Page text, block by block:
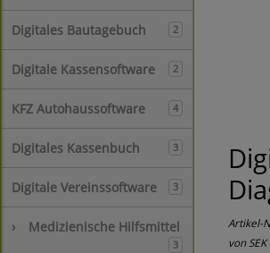
Digitales Bautagebuch 2
Digitale Kassensoftware 2
KFZ Autohaussoftware 4
Digitales Kassenbuch 3
Digitale Vereinssoftware 3
› Medizienische Hilfsmittel
3
Artikel-
von SEK